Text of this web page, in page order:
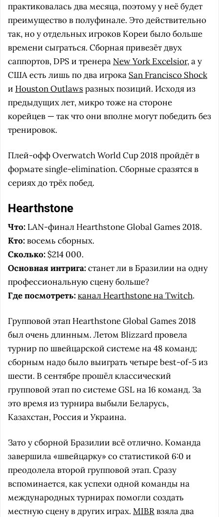
практиковалась два месяца, поэтому у неё будет
преимущество в полуфинале. Это действительно
так, но у отдельных игроков Кореи было больше
времени сыграться. Сборная привезёт двух
саппортов, DPS и тренера New York Excelsior, а у
США есть лишь по два игрока San Francisco Shock
и Houston Outlawsразных позиций. Исходя из
предыдущих лет, микро тоже на стороне
корейцев — так что они вполне могут победить без
тренировок.
Плей-офф Overwatch World Cup 2018 пройдёт в
формате single-elimination. Сборные сразятся в
сериях до трёх побед.
Hearthstone
Что: LAN-финал Hearthstone Global Games 2018.
Кто:восемь сборных.
Сколько:$214 000.
Основная интрига:станет ли в Бразилии на одну
профессиональную сцену больше?
Где посмотреть:канал Hearthstone на Twitch.
Групповой этап Hearthstone Global Games 2018
был очень длинным. Летом Blizzard провела
турнир по швейцарской системе на 48 команд:
сборным надо было выиграть четыре best-of-5 из
шести. В сентябре прошёл классический
групповой этап по системе GSL на 16 команд. За
это время из турнира выбыли Беларусь,
Казахстан, Россия и Украина.
Зато у сборной Бразилии всё отлично. Команда
завершила «швейцарку» со статистикой 6:0 и
преодолела второй групповой этап. Сразу
вспоминается, как успехи одной команды на
международных турнирах помогли создать
местную сцену в других играх. MIBRвзяла два